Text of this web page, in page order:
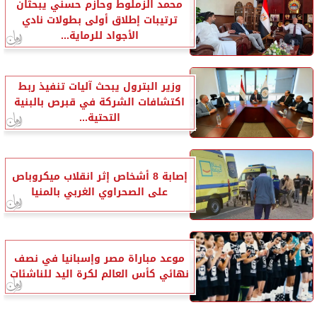
محمد الزملوط وحازم حسني يبحثان
ترتيبات إطلاق أولى بطولات نادي
الأجواد للرماية...
وزير البترول يبحث آليات تنفيذ ربط
اكتشافات الشركة في قبرص بالبنية
التحتية...
إصابة 8 أشخاص إثر انقلاب ميكروباص
على الصحراوي الغربي بالمنيا
موعد مباراة مصر وإسبانيا في نصف
نهائي كأس العالم لكرة اليد للناشئات